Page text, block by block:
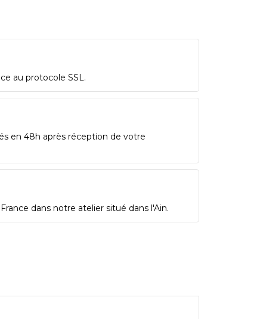
au protocole SSL.
en 48h après réception de votre
dans notre atelier situé dans l'Ain.